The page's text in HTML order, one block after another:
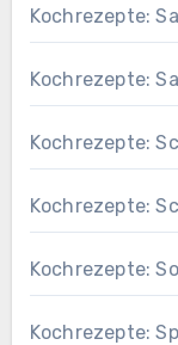
Kochrezepte:
Kochrezepte:
Kochrezepte:
Kochrezepte:
Kochrezepte:
Kochrezepte: